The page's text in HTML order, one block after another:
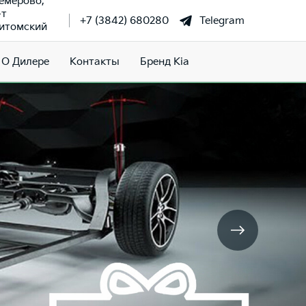
+7 (3842) 680280 Telegram
О Дилере Контакты Бренд Kia